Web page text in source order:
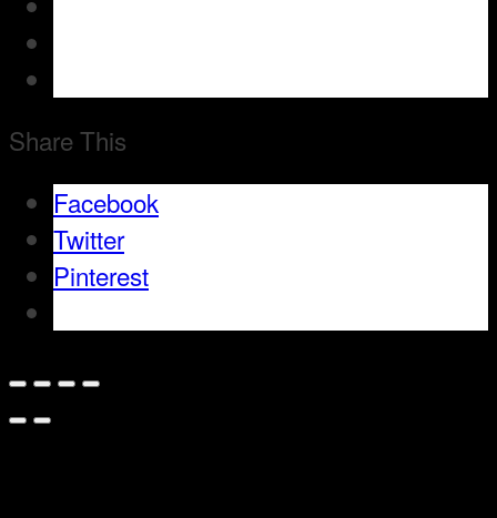
Share This
Facebook
Twitter
Pinterest